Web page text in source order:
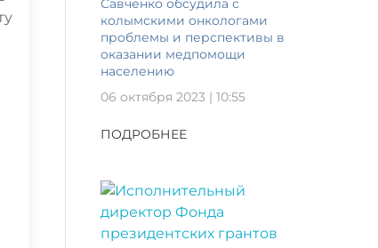
Савченко обсудила с
колымскими онкологами
проблемы и перспективы в
оказании медпомощи
населению
06 октября 2023 | 10:55
ПОДРОБНЕЕ